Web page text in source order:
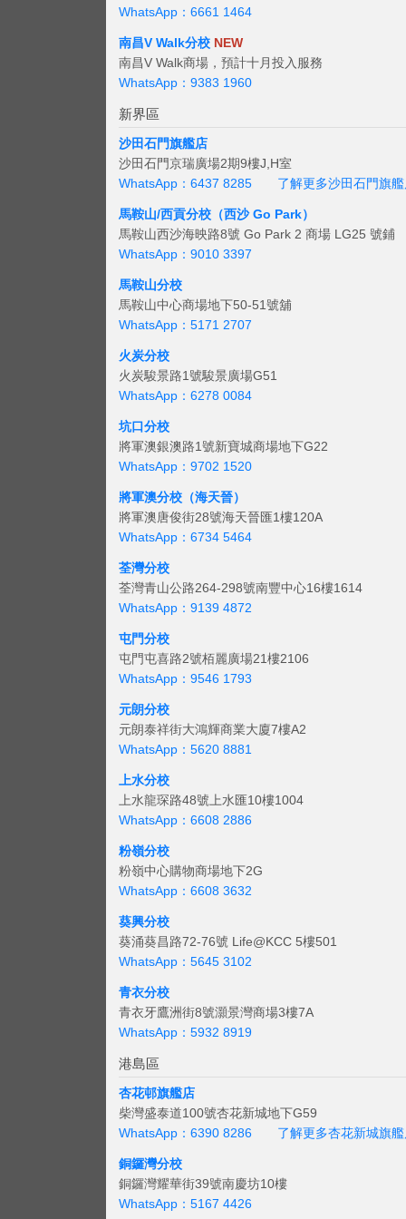
WhatsApp：6661 1464
南昌V Walk分校 NEW
南昌V Walk商場，預計十月投入服務
WhatsApp：9383 1960
新界區
沙田石門旗艦店
沙田石門京瑞廣場2期9樓J,H室
WhatsApp：6437 8285
了解更多沙田石門旗
馬鞍山/西貢分校（西沙 Go Park）
馬鞍山西沙海映路8號 Go Park 2 商場 LG25 號鋪
WhatsApp：9010 3397
馬鞍山分校
馬鞍山中心商場地下50-51號舖
WhatsApp：5171 2707
火炭分校
火炭駿景路1號駿景廣場G51
WhatsApp：6278 0084
坑口分校
將軍澳銀澳路1號新寶城商場地下G22
WhatsApp：9702 1520
將軍澳分校（海天晉）
將軍澳唐俊街28號海天晉匯1樓120A
WhatsApp：6734 5464
荃灣分校
荃灣青山公路264-298號南豐中心16樓1614
WhatsApp：9139 4872
屯門分校
屯門屯喜路2號栢麗廣場21樓2106
WhatsApp：9546 1793
元朗分校
元朗泰祥街大鴻輝商業大廈7樓A2
WhatsApp：5620 8881
上水分校
上水龍琛路48號上水匯10樓1004
WhatsApp：6608 2886
粉嶺分校
粉嶺中心購物商場地下2G
WhatsApp：6608 3632
葵興分校
葵涌葵昌路72-76號 Life@KCC 5樓501
WhatsApp：5645 3102
青衣分校
青衣牙鷹洲街8號灝景灣商場3樓7A
WhatsApp：5932 8919
港島區
杏花邨旗艦店
柴灣盛泰道100號杏花新城地下G59
WhatsApp：6390 8286
了解更多杏花新城旗
銅鑼灣分校
銅鑼灣耀華街39號南慶坊10樓
WhatsApp：5167 4426